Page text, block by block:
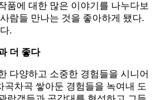
품에 대한 많은 이야기를 나누다보
람들 만나는 것을 좋아하게 됐다.
.
더 좋다
다양하고 소중한 경험들을 시니어
곡차곡 쌓아둔 경험들을 녹여내 도